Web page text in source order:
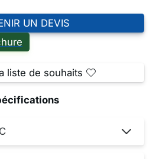
UN DEVIS
liste de souhaits